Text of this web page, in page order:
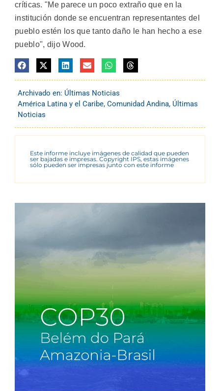
críticas. "Me parece un poco extraño que en la
institución donde se encuentran representantes del
pueblo estén los que tanto daño le han hecho a ese
pueblo", dijo Wood.
Archivado en: Últimas Noticias
América Latina y el Caribe, Comunidad Andina, Últimas
Noticias
Este informe incluye imágenes de calidad que pueden
ser bajadas e impresas. Copyright IPS, estas imágenes
sólo pueden ser impresas junto con este informe